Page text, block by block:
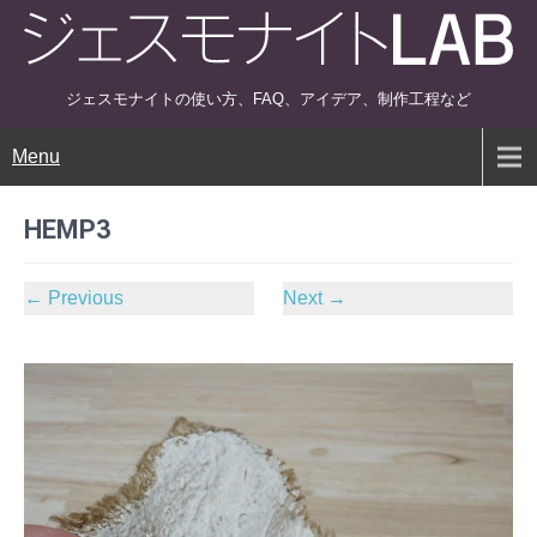
ジェスモナイトの使い方、FAQ、アイデア、制作工程など
Menu
HEMP3
← Previous Next →